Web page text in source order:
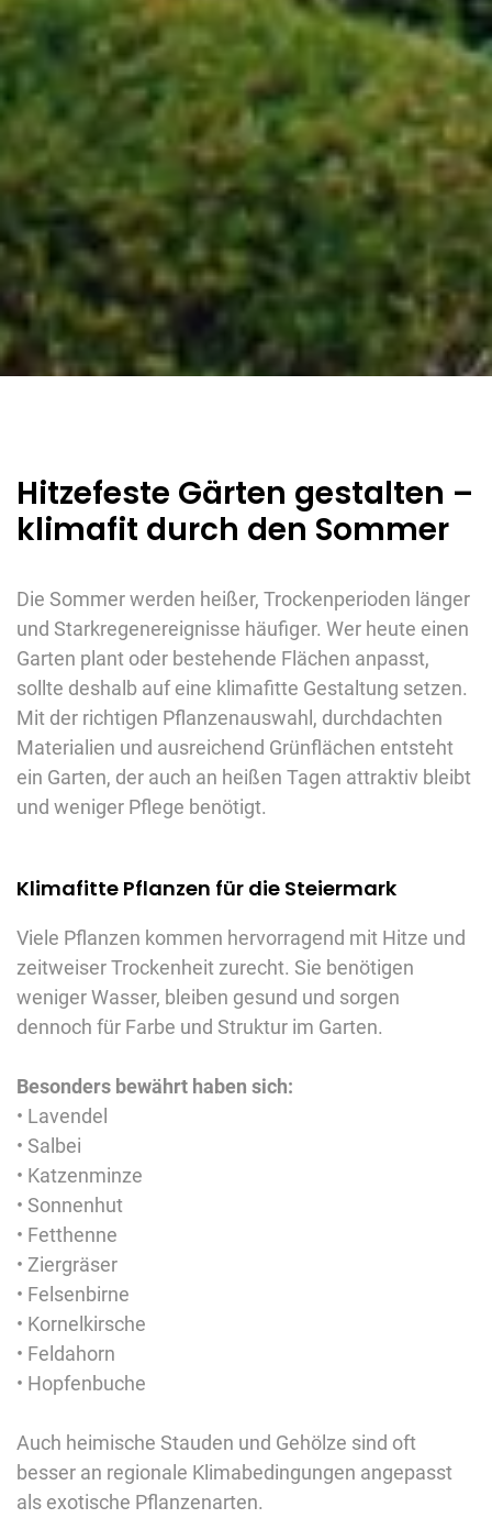
Hitzefeste Gärten gestalten –
klimafit durch den Sommer
Die Sommer werden heißer, Trockenperioden länger
und Starkregenereignisse häufiger. Wer heute einen
Garten plant oder bestehende Flächen anpasst,
sollte deshalb auf eine klimafitte Gestaltung setzen.
Mit der richtigen Pflanzenauswahl, durchdachten
Materialien und ausreichend Grünflächen entsteht
ein Garten, der auch an heißen Tagen attraktiv bleibt
und weniger Pflege benötigt.
Klimafitte Pflanzen für die Steiermark
Viele Pflanzen kommen hervorragend mit Hitze und
zeitweiser Trockenheit zurecht. Sie benötigen
weniger Wasser, bleiben gesund und sorgen
dennoch für Farbe und Struktur im Garten.
Besonders bewährt haben sich:
• Lavendel
• Salbei
• Katzenminze
• Sonnenhut
• Fetthenne
• Ziergräser
• Felsenbirne
• Kornelkirsche
• Feldahorn
• Hopfenbuche
Auch heimische Stauden und Gehölze sind oft
besser an regionale Klimabedingungen angepasst
als exotische Pflanzenarten.